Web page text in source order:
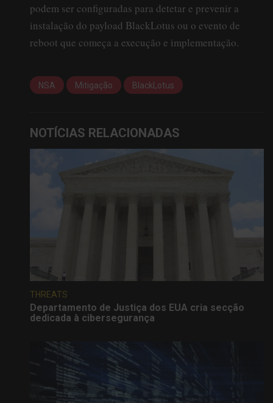
podem ser configuradas para detetar e prevenir a
instalação do payload BlackLotus ou o evento de
reboot que começa a execução e implementação.
NSA Mitigação BlackLotus
NOTÍCIAS RELACIONADAS
THREATS
Departamento de Justiça dos EUA cria secção
dedicada à cibersegurança